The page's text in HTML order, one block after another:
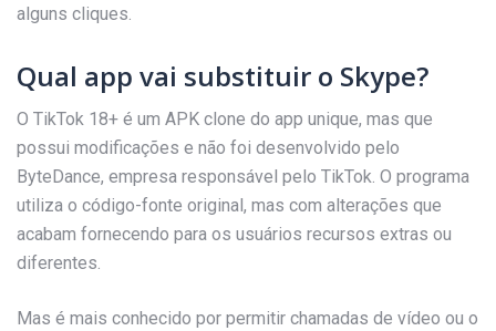
alguns cliques.
Qual app vai substituir o Skype?
O TikTok 18+ é um APK clone do app unique, mas que
possui modificações e não foi desenvolvido pelo
ByteDance, empresa responsável pelo TikTok. O programa
utiliza o código-fonte original, mas com alterações que
acabam fornecendo para os usuários recursos extras ou
diferentes.
Mas é mais conhecido por permitir chamadas de vídeo ou o